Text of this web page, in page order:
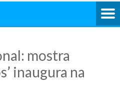
mostra
inaugura na